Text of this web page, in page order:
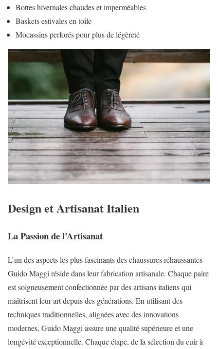
Bottes hivernales chaudes et imperméables
Baskets estivales en toile
Mocassins perforés pour plus de légèreté
Design et Artisanat Italien
La Passion de l’Artisanat
L’un des aspects les plus fascinants des chaussures réhaussantes
Guido Maggi réside dans leur fabrication artisanale. Chaque paire
est soigneusement confectionnée par des artisans italiens qui
maîtrisent leur art depuis des générations. En utilisant des
techniques traditionnelles, alignées avec des innovations
modernes, Guido Maggi assure une qualité supérieure et une
longévité exceptionnelle. Chaque étape, de la sélection du cuir à